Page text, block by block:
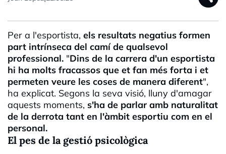
Per a l'esportista, els resultats negatius formen
part intrínseca del camí de qualsevol
professional. "Dins de la carrera d'un esportista
hi ha molts fracassos que et fan més forta i et
permeten veure les coses de manera diferent",
ha explicat. Segons la seva visió, lluny d'amagar
aquests moments, s'ha de parlar amb naturalitat
de la derrota tant en l'àmbit esportiu com en el
personal.
El pes de la gestió psicològica